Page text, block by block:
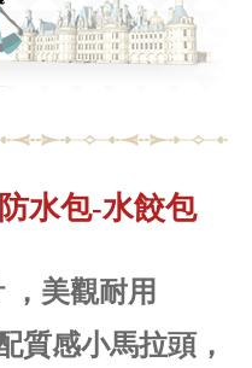
水包-水餃包
，美觀耐用
質感小馬拉頭，